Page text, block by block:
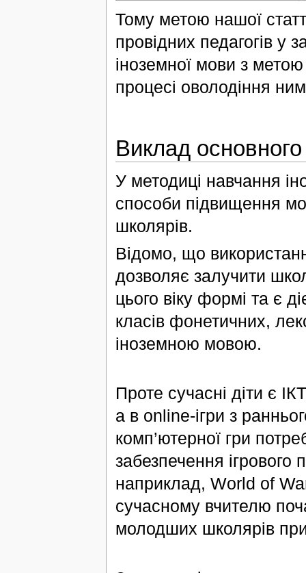
Тому метою нашої
провідних педагогів у
іноземної мови з
процесі оволодіння
Виклад
У методиці навчання
способи підвищення
школярів.
Відомо, що
дозволяє залучити
цього віку формі та є
класів фонетичних,
іноземною мовою.
Проте сучасні діти є
а в online-ігри з
комп’ютерної гри
забезпечення ігрового
наприклад, World of
сучасному вчителю
молодших школярів